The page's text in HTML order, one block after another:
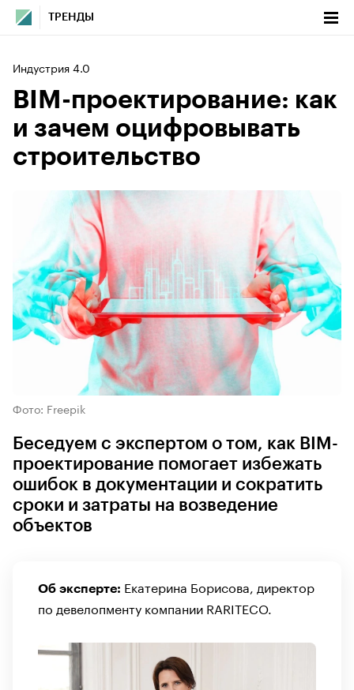
ТРЕНДЫ
Индустрия 4.0
BIM-проектирование: как
и зачем оцифровывать
строительство
Фото: Freepik
Беседуем с экспертом о том, как BIM-
проектирование помогает избежать
ошибок в документации и сократить
сроки и затраты на возведение
объектов
Об эксперте: Екатерина Борисова, директор
по девелопменту компании RARITECO.